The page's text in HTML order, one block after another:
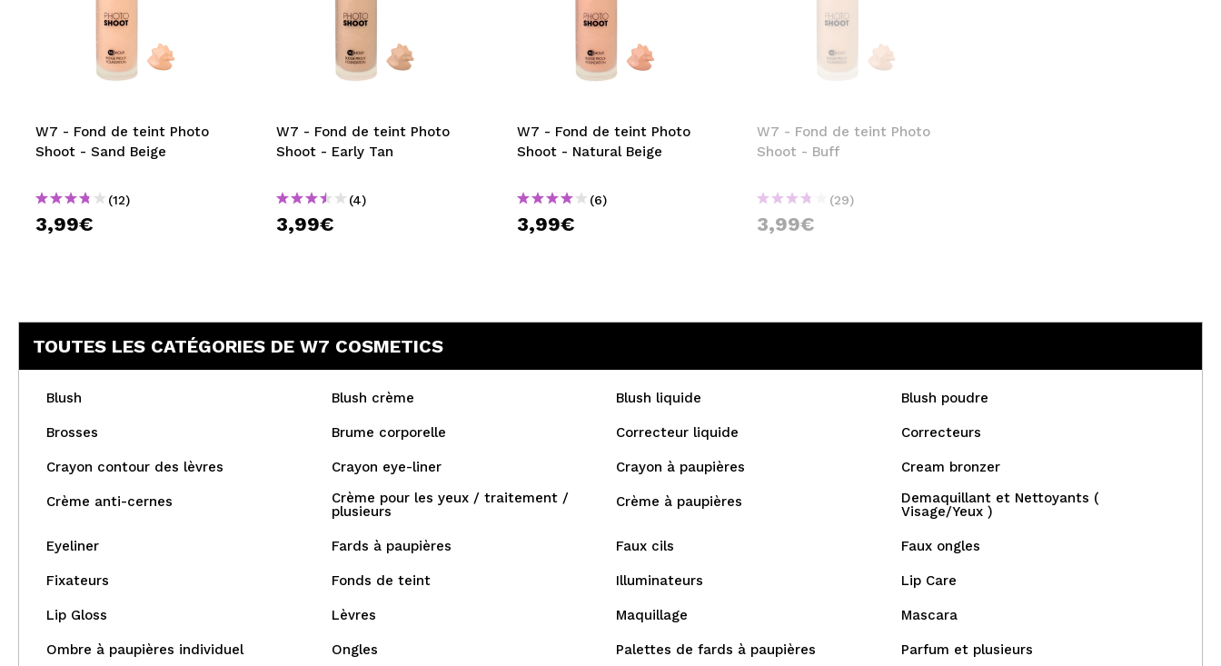
W7 - Fond de teint Photo
Shoot - Sand Beige
(12)
3,99€
W7 - Fond de teint Photo
Shoot - Early Tan
(4)
3,99€
W7 - Fond de teint Photo
Shoot - Natural Beige
(6)
3,99€
W7 - Fond de teint Photo
Shoot - Buff
(29)
3,99€
TOUTES LES CATÉGORIES DE W7 COSMETICS
Blush Blush crème Blush liquide Blush poudre
Brosses Brume corporelle Correcteur liquide Correcteurs
Crayon contour des lèvres Crayon eye-liner Crayon à paupières Cream bronzer
Crème anti-cernes
Crème pour les yeux / traitement /
plusieurs
Crème à paupières
Demaquillant et Nettoyants (
Visage/Yeux )
Eyeliner Fards à paupières Faux cils Faux ongles
Fixateurs Fonds de teint Illuminateurs Lip Care
Lip Gloss Lèvres Maquillage Mascara
Ombre à paupières individuel Ongles Palettes de fards à paupières Parfum et plusieurs